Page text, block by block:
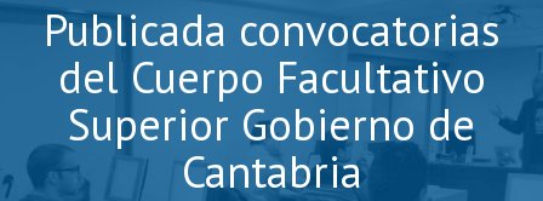
Publicada convocatorias
del Cuerpo Facultativo
Superior Gobierno de
Cantabria